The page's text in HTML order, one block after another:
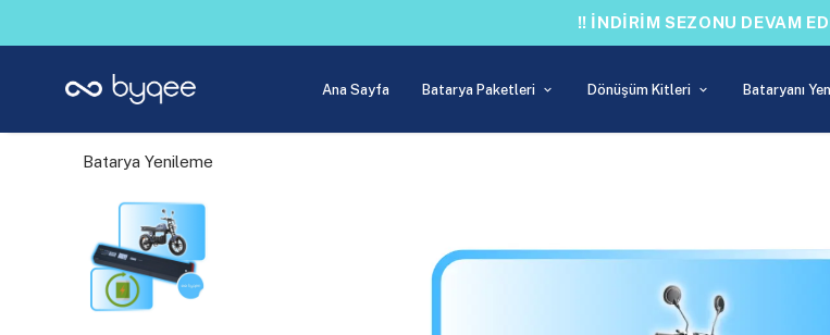
!! İNDİRİM SEZONU DEVAM
Ana Sayfa Batarya Paketleri Dönüşüm Kitleri Bataryanı
Batarya Yenileme